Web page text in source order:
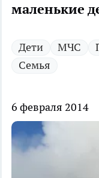
маленькие
Дети МЧС
Семья
6 февраля 2014